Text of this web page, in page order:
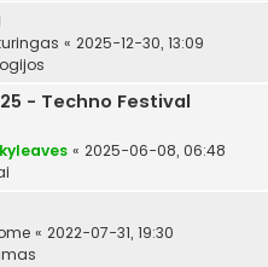
« 2025-12-30, 13:09
- Techno Festival
« 2025-06-08, 06:48
« 2022-07-31, 19:30